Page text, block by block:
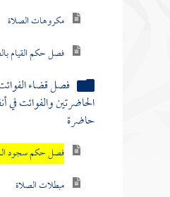
مكروهات الصلاة
فصل حكم القيام
فصل قضاء
الحاضرتين والفوائت في
حاضرة
فصل حكم سجود
مبطلات الصلاة